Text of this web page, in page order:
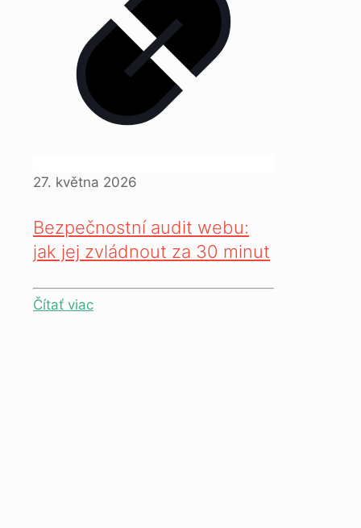
27. května 2026
Bezpečnostní audit webu:
jak jej zvládnout za 30 minut
Čítať viac